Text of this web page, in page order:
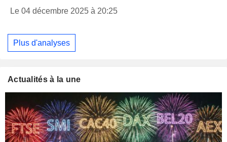
Le 04 décembre 2025 à 20:25
Plus d'analyses
Actualités à la une